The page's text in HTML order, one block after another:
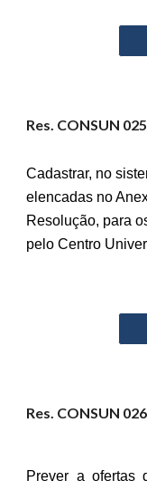
Res. CONSUN 025
Cadastrar, no
elencadas no
Resolução, para
pelo Centro
Res. CONSUN 026
Prever a ofertas